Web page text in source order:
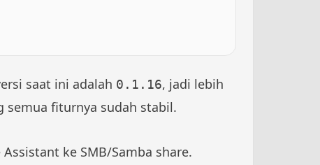
saat ini adalah 0.1.16, jadi lebih
semua fiturnya sudah stabil.
ke SMB/Samba share.